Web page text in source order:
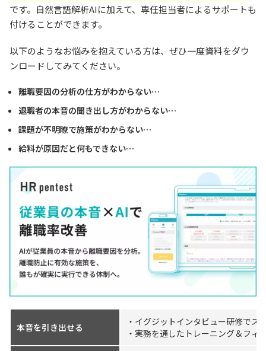
です。自然言語解析AIに加えて、専任担当者によるサポートも
付けることができます。
以下のようなお悩みを抱えている方は、ぜひ一度資料をダウ
ンロードしてみてください。
離職要因の分析の仕方がわからない…
退職者の本音の聞き出し方がわからない…
課題が不明瞭で施策がわからない…
給料が原因だと何もできない…
本音を引き出せる
・イグジットインタビュー研修でス
・実務を通したトレーニング＆フィ